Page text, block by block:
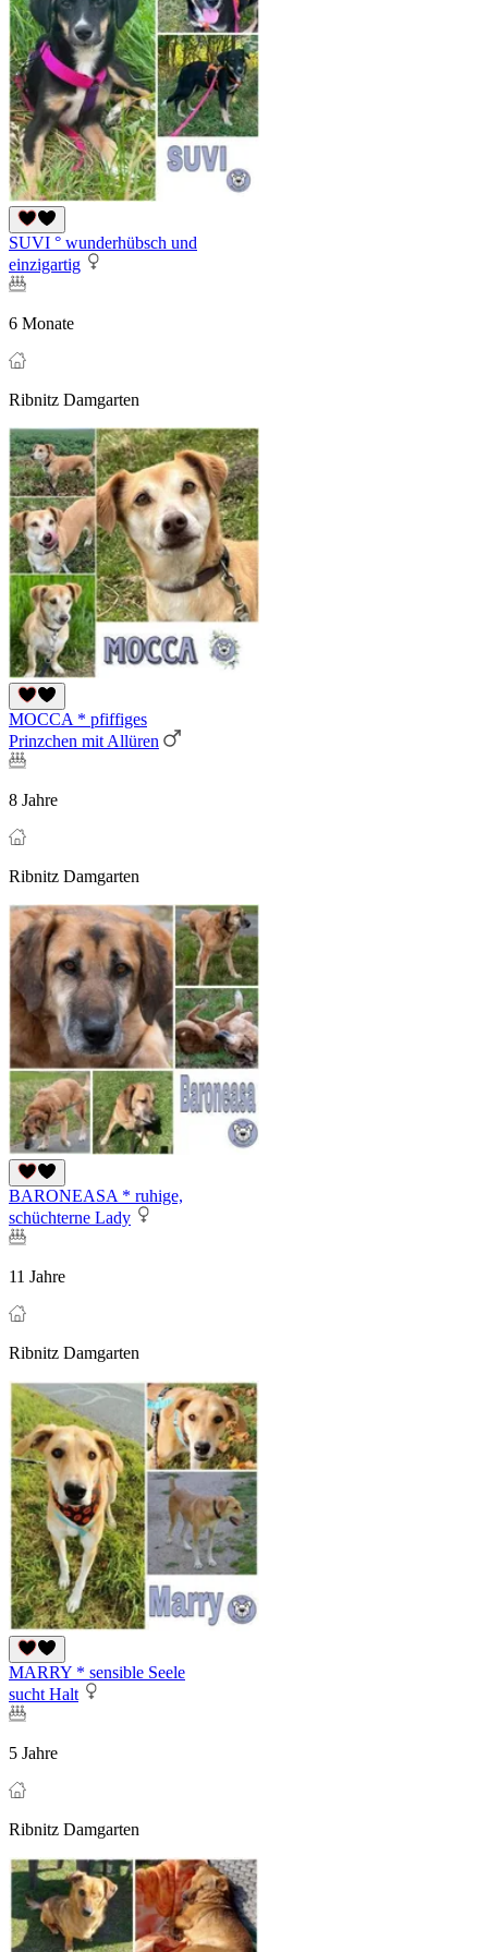
SUVI ° wunderhübsch und
einzigartig
6 Monate
Ribnitz Damgarten
MOCCA * pfiffiges
Prinzchen mit Allüren
8 Jahre
Ribnitz Damgarten
BARONEASA * ruhige,
schüchterne Lady
11 Jahre
Ribnitz Damgarten
MARRY * sensible Seele
sucht Halt
5 Jahre
Ribnitz Damgarten